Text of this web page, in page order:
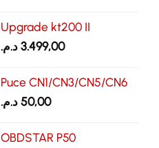
Upgrade kt200 II
3.499,00د.م.
Puce CN1/CN3/CN5/CN6
50,00د.م.
OBDSTAR P50